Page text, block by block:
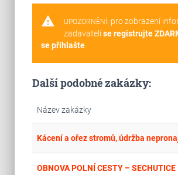
warning UPOZORNĚNÍ: pro zobrazení
zadavateli se registrujte
se přihlašte.
Další podobné zakázky:
Název zakázky